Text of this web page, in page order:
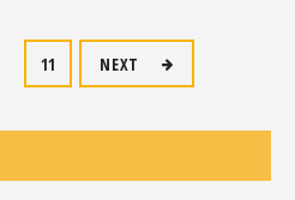
11 NEXT